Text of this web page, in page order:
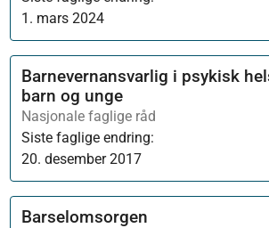
1. mars 2024
Barnevernansvarlig i psykisk
barn og unge
Nasjonale faglige råd
Siste faglige endring:
20. desember 2017
Barselomsorgen